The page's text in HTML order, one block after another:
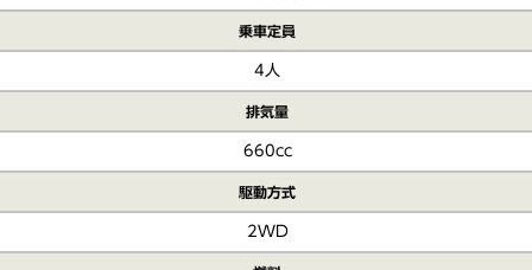
乗車定員
4人
排気量
660cc
駆動方式
2WD